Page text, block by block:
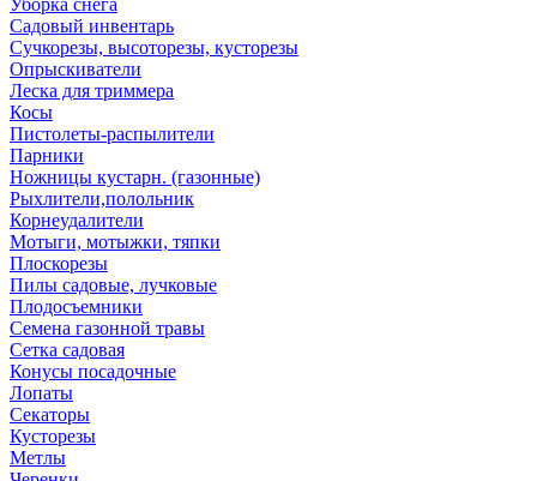
Уборка снега
Садовый инвентарь
Сучкорезы, высоторезы, кусторезы
Опрыскиватели
Леска для триммера
Косы
Пистолеты-распылители
Парники
Ножницы кустарн. (газонные)
Рыхлители,полольник
Корнеудалители
Мотыги, мотыжки, тяпки
Плоскорезы
Пилы садовые, лучковые
Плодосъемники
Семена газонной травы
Сетка садовая
Конусы посадочные
Лопаты
Секаторы
Кусторезы
Метлы